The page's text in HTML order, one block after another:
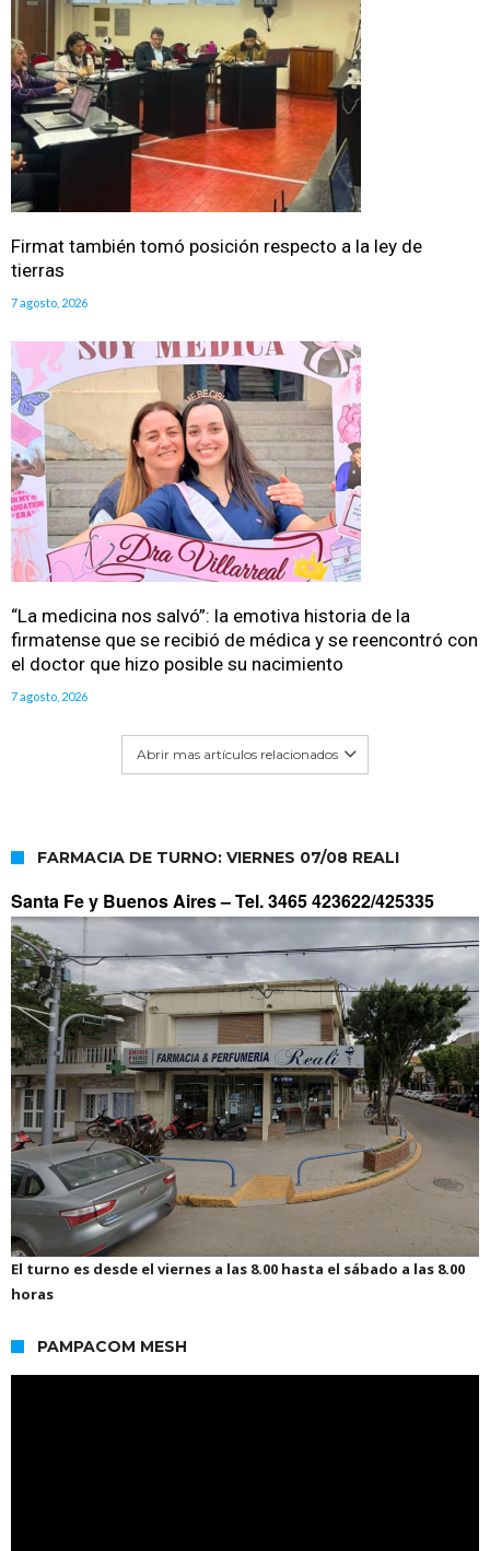
Firmat también tomó posición respecto a la ley de
tierras
7 agosto, 2026
“La medicina nos salvó”: la emotiva historia de la
firmatense que se recibió de médica y se reencontró con
el doctor que hizo posible su nacimiento
7 agosto, 2026
Abrir mas artículos relacionados
FARMACIA DE TURNO: VIERNES 07/08 REALI
Santa Fe y Buenos Aires –Tel. 3465 423622/425335
El turno es desde el viernes a las 8.00 hasta el sábado a las 8.00
horas
PAMPACOM MESH